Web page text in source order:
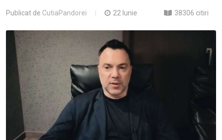
Publicat de CutiaPandorei 22 Iunie 38306 citiri